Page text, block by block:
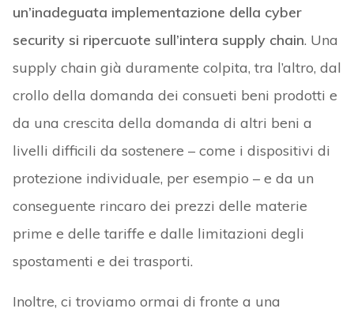
un’inadeguata implementazione della cyber
security si ripercuote sull’intera supply chain. Una
supply chain già duramente colpita, tra l’altro, dal
crollo della domanda dei consueti beni prodotti e
da una crescita della domanda di altri beni a
livelli difficili da sostenere – come i dispositivi di
protezione individuale, per esempio – e da un
conseguente rincaro dei prezzi delle materie
prime e delle tariffe e dalle limitazioni degli
spostamenti e dei trasporti.
Inoltre, ci troviamo ormai di fronte a una